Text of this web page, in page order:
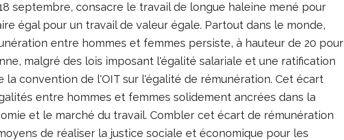
septembre, consacre le travail de longue haleine mené pour
égal pour un travail de valeur égale. Partout dans le monde,
entre hommes et femmes persiste, à hauteur de 20 pour
malgré des lois imposant l'égalité salariale et une ratification
la convention de l'OIT sur l'égalité de rémunération. Cet écart
entre hommes et femmes solidement ancrées dans la
et le marché du travail. Combler cet écart de rémunération
de réaliser la justice sociale et économique pour les